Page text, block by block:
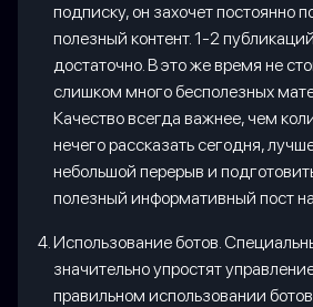
подписку, он захочет постоянно
полезный контент. 1-2
достаточно. В это же время не
слишком много бесполезных
Качество всегда важнее, чем
нечего рассказать сегодня,
небольшой перерыв и
полезный информативный пост
Использование ботов.
значительно упростят
правильном использовании